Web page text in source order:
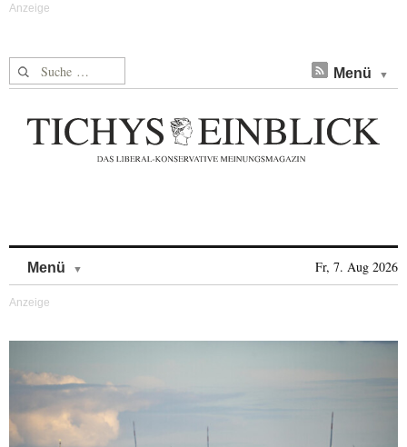
Suche nach: Menü
Menü Fr, 7. Aug 2026